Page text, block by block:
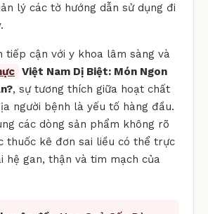
lý các tờ hướng dẫn sử dụng đi
tiếp cận với y khoa lâm sàng và
Việt Nam Dị Biệt: Món Ngon
, sự tương thích giữa hoạt chất
người bệnh là yếu tố hàng đầu.
các dòng sản phẩm không rõ
thuốc kê đơn sai liều có thể trực
hệ gan, thận và tim mạch của